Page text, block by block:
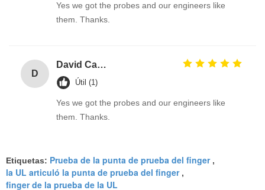
Yes we got the probes and our engineers like
them. Thanks.
D
David Calabro
Útil (1)
Yes we got the probes and our engineers like
them. Thanks.
Etiquetas: Prueba de la punta de prueba del finger,
la UL articuló la punta de prueba del finger,
finger de la prueba de la UL